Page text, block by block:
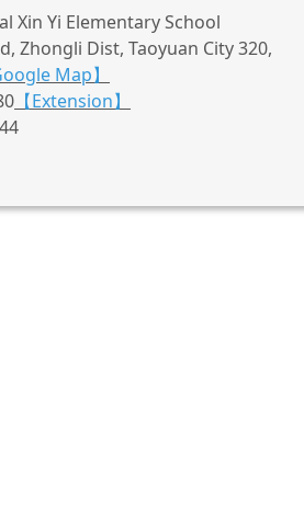
Xin Yi Elementary School
Zhongli Dist, Taoyuan City 320,
Map】
【Extension】